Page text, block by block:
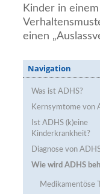
Kinder in
einen
Navigation
Was ist ADHS?
Kernsymtome von
Ist ADHS (k)eine
Kinderkrankheit?
Diagnose von
Wie wird ADHS
Medikamentöse